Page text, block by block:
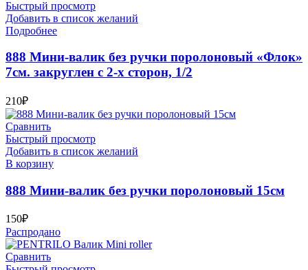
Быстрый просмотр
Добавить в список желаний
Подробнее
888 Мини-валик без ручки поролоновый «Флок»
7см. закруглен с 2-х сторон, 1/2
210₽
Сравнить
Быстрый просмотр
Добавить в список желаний
В корзину
888 Мини-валик без ручки поролоновый 15см
150₽
Распродано
Сравнить